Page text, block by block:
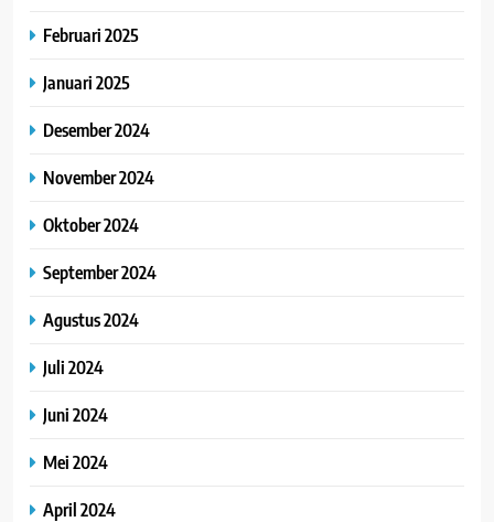
Februari 2025
Januari 2025
Desember 2024
November 2024
Oktober 2024
September 2024
Agustus 2024
Juli 2024
Juni 2024
Mei 2024
April 2024